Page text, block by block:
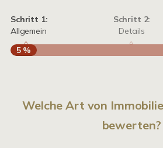
Schritt 1:
Allgemein
Schritt 2:
Details
5 %
Welche Art von
bewerten?